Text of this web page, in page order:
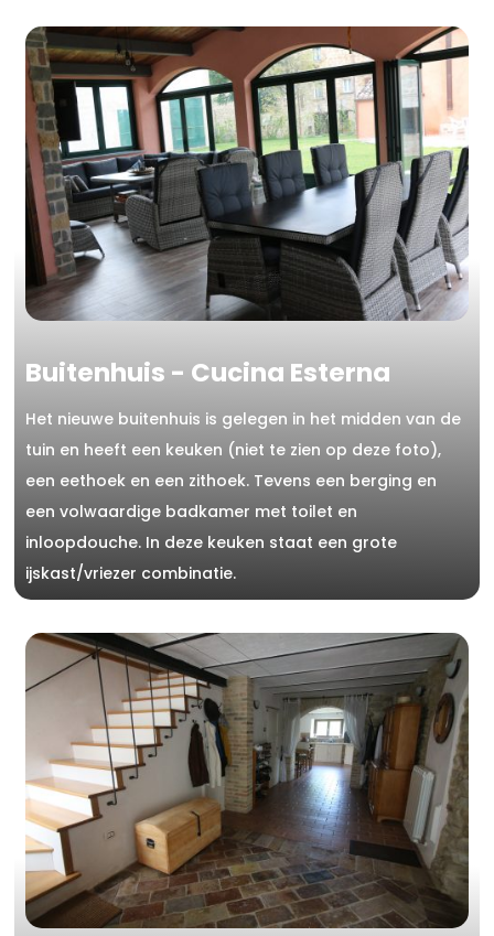
Buitenhuis - Cucina Esterna
Het nieuwe buitenhuis is gelegen in het midden van de
tuin en heeft een keuken (niet te zien op deze foto),
een eethoek en een zithoek. Tevens een berging en
een volwaardige badkamer met toilet en
inloopdouche. In deze keuken staat een grote
ijskast/vriezer combinatie.